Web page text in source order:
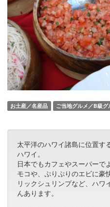
お土産／名産品 ご当地グルメ／B級グ
太平洋のハワイ諸島に位置す
ハワイ。
日本でもカフェやスーパーで
モコや、ぷりぷりのエビに豪
リックシュリンプなど、ハワ
んあります。